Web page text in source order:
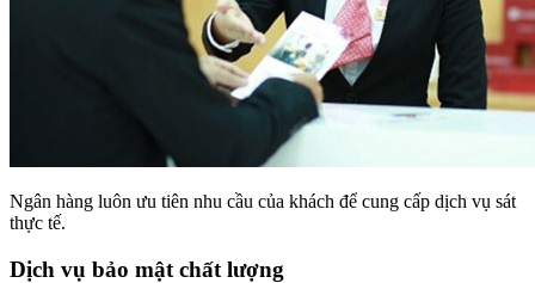
Ngân hàng luôn ưu tiên nhu cầu của khách để cung cấp dịch vụ sát
thực tế.
Dịch vụ bảo mật chất lượng